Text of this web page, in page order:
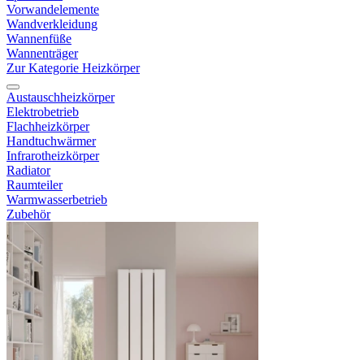
Vorwandelemente
Wandverkleidung
Wannenfüße
Wannenträger
Zur Kategorie Heizkörper
Austauschheizkörper
Elektrobetrieb
Flachheizkörper
Handtuchwärmer
Infrarotheizkörper
Radiator
Raumteiler
Warmwasserbetrieb
Zubehör